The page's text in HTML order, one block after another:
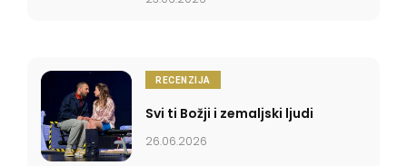
RECENZIJA
Svi ti Božji i zemaljski ljudi
26.06.2026